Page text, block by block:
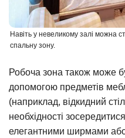
Навіть у невеликому залі можна
спальну зону.
Робоча зона також може
допомогою предметів
(наприклад, відкидний
необхідності
елегантними ширмами